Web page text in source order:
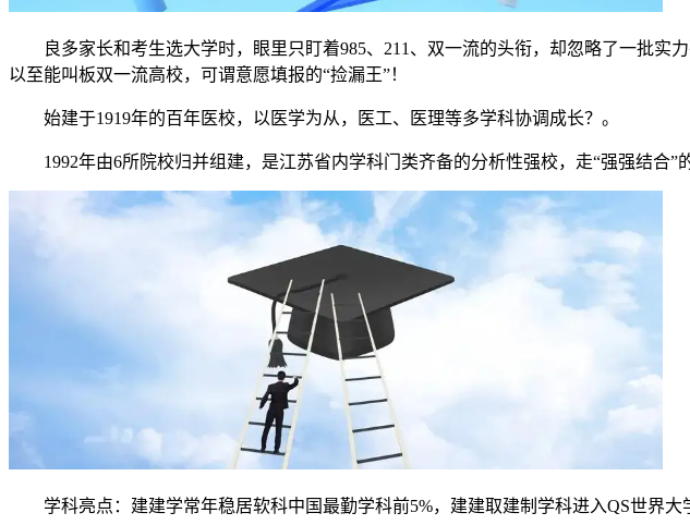
良多家长和考生选大学时，眼里只盯着985、211、双一流的头衔，却忽略了一批实
以至能叫板双一流高校，可谓意愿填报的“捡漏王”！
始建于1919年的百年医校，以医学为从，医工、医理等多学科协调成长？。
1992年由6所院校归并组建，是江苏省内学科门类齐备的分析性强校，走“强强结合”
学科亮点：建建学常年稳居软科中国最勤学科前5%，建建取建制学科进入QS世界大